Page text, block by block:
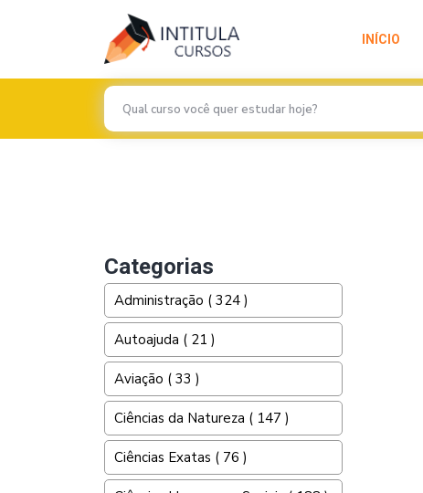
INÍCIO
Categorias
Administração ( 324 )
Autoajuda ( 21 )
Aviação ( 33 )
Ciências da Natureza ( 147 )
Ciências Exatas ( 76 )